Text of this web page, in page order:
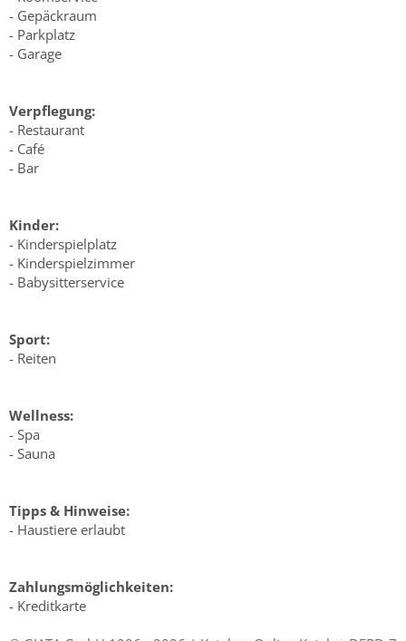
- Gepäckraum
- Parkplatz
- Garage
Verpflegung:
- Restaurant
- Café
- Bar
Kinder:
- Kinderspielplatz
- Kinderspielzimmer
- Babysitterservice
Sport:
- Reiten
Wellness:
- Spa
- Sauna
Tipps & Hinweise:
- Haustiere erlaubt
Zahlungsmöglichkeiten:
- Kreditkarte